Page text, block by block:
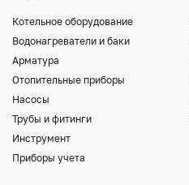
Котельное оборудование
Водонагреватели и баки
Арматура
Отопительные приборы
Насосы
Трубы и фитинги
Инструмент
Приборы учета